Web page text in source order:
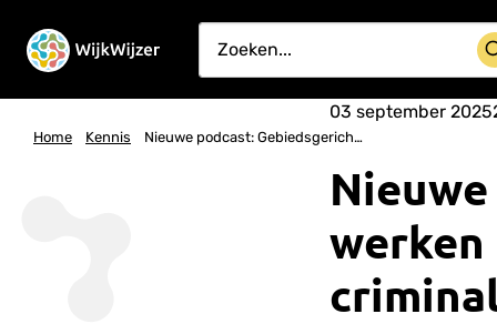
Home Kennis Nieuwe podcast: Gebiedsgericht werken tegen ondermijnende criminaliteit
03 september 2025